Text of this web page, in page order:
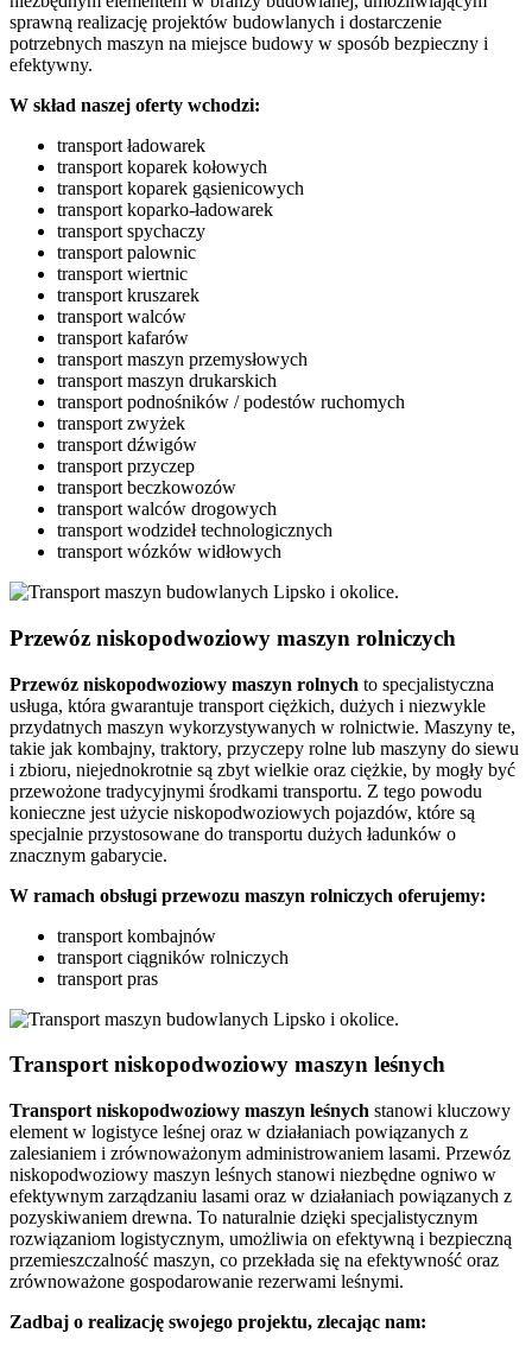
sprawną realizację projektów budowlanych i dostarczenie
potrzebnych maszyn na miejsce budowy w sposób bezpieczny i
efektywny.
W skład naszej oferty wchodzi:
transport ładowarek
transport koparek kołowych
transport koparek gąsienicowych
transport koparko-ładowarek
transport spychaczy
transport palownic
transport wiertnic
transport kruszarek
transport walców
transport kafarów
transport maszyn przemysłowych
transport maszyn drukarskich
transport podnośników / podestów ruchomych
transport zwyżek
transport dźwigów
transport przyczep
transport beczkowozów
transport walców drogowych
transport wodzideł technologicznych
transport wózków widłowych
Przewóz niskopodwoziowy maszyn rolniczych
Przewóz niskopodwoziowy maszyn rolnych to specjalistyczna
usługa, która gwarantuje transport ciężkich, dużych i niezwykle
przydatnych maszyn wykorzystywanych w rolnictwie. Maszyny te,
takie jak kombajny, traktory, przyczepy rolne lub maszyny do siewu
i zbioru, niejednokrotnie są zbyt wielkie oraz ciężkie, by mogły być
przewożone tradycyjnymi środkami transportu. Z tego powodu
konieczne jest użycie niskopodwoziowych pojazdów, które są
specjalnie przystosowane do transportu dużych ładunków o
znacznym gabarycie.
W ramach obsługi przewozu maszyn rolniczych oferujemy:
transport kombajnów
transport ciągników rolniczych
transport pras
Transport niskopodwoziowy maszyn leśnych
Transport niskopodwoziowy maszyn leśnych stanowi kluczowy
element w logistyce leśnej oraz w działaniach powiązanych z
zalesianiem i zrównoważonym administrowaniem lasami. Przewóz
niskopodwoziowy maszyn leśnych stanowi niezbędne ogniwo w
efektywnym zarządzaniu lasami oraz w działaniach powiązanych z
pozyskiwaniem drewna. To naturalnie dzięki specjalistycznym
rozwiązaniom logistycznym, umożliwia on efektywną i bezpieczną
przemieszczalność maszyn, co przekłada się na efektywność oraz
zrównoważone gospodarowanie rezerwami leśnymi.
Zadbaj o realizację swojego projektu, zlecając nam: